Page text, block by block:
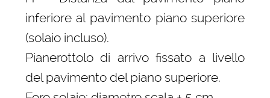
inferiore al pavimento piano superiore
(solaio incluso).
Pianerottolo di arrivo fissato a livello
del pavimento del piano superiore.